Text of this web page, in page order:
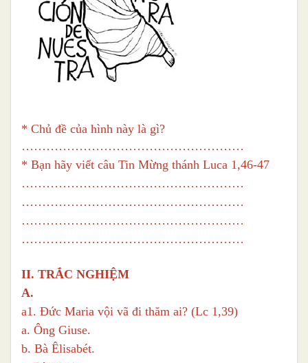
* Chủ đề của hình này là gì?
………………………………………………
* Bạn hãy viết câu Tin Mừng thánh Luca 1,46-47
………………………………………………
………………………………………………
………………………………………………
………………………………………………
II. TRẮC NGHIỆM
A.
a1. Đức Maria vội vã đi thăm ai? (Lc 1,39)
a. Ông Giuse.
b. Bà Êlisabét.